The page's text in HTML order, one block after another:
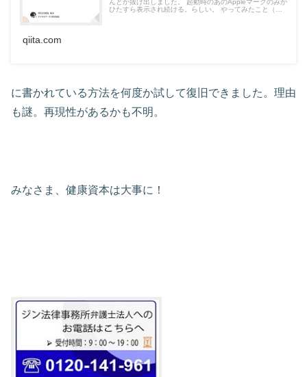
んとか抜け出しました。 起動時のあのAppleマークのみが
ひたすら表示され続ける。らしい。 やってみたこと（な
qiita.com
に書かれている方法を何度か試して復旧できました。理由
も謎。再現性があるかも不明。
みなさま、健康資本は大事に！